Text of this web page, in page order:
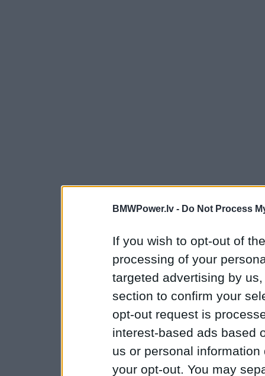
BMWPower.lv - Do Not Process
If you wish to opt-out of
processing of your
targeted advertising by
section to confirm your
opt-out request is
interest-based ads based
us or personal
your opt-out. You may